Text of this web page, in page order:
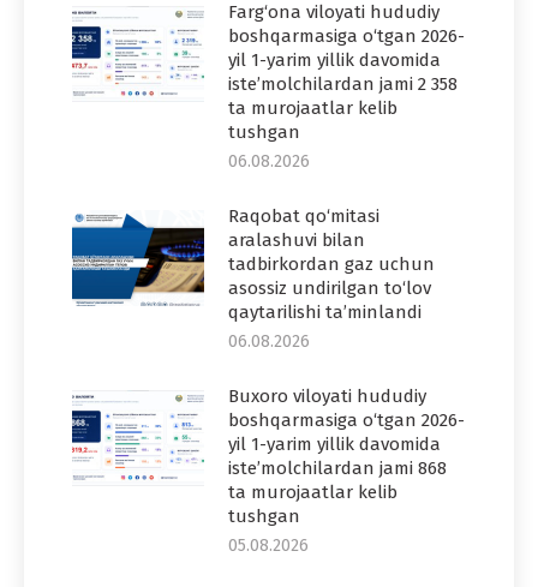
Farg‘ona viloyati hududiy
boshqarmasiga o‘tgan 2026-
yil 1-yarim yillik davomida
iste’molchilardan jami 2 358
ta murojaatlar kelib
tushgan
06.08.2026
Raqobat qo‘mitasi
aralashuvi bilan
tadbirkordan gaz uchun
asossiz undirilgan to‘lov
qaytarilishi ta’minlandi
06.08.2026
Buxoro viloyati hududiy
boshqarmasiga o‘tgan 2026-
yil 1-yarim yillik davomida
iste’molchilardan jami 868
ta murojaatlar kelib
tushgan
05.08.2026